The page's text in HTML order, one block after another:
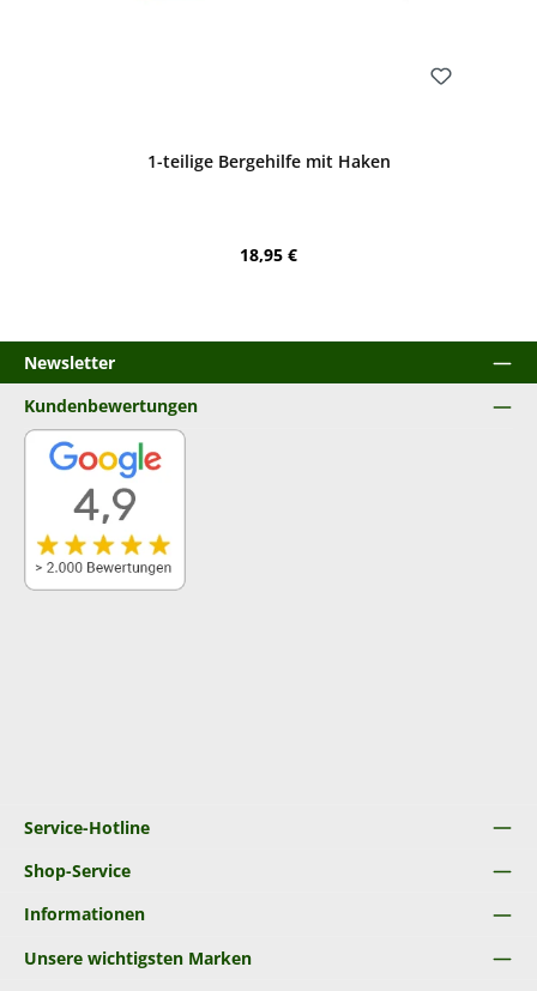
1-teilige Bergehilfe mit Haken
Regulärer Preis:
18,95 €
Newsletter
Service-Hotline
Shop-Service
Informationen
Unsere wichtigsten Marken
Kundenbewertungen